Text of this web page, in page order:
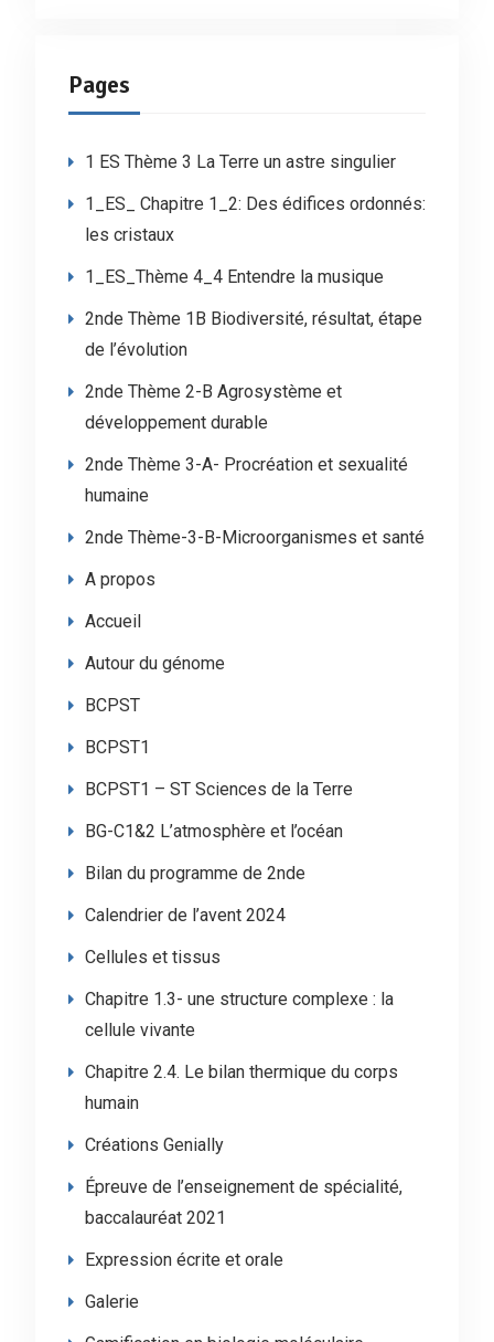
Pages
1 ES Thème 3 La Terre un astre singulier
1_ES_ Chapitre 1_2: Des édifices ordonnés:
les cristaux
1_ES_Thème 4_4 Entendre la musique
2nde Thème 1B Biodiversité, résultat, étape
de l’évolution
2nde Thème 2-B Agrosystème et
développement durable
2nde Thème 3-A- Procréation et sexualité
humaine
2nde Thème-3-B-Microorganismes et santé
A propos
Accueil
Autour du génome
BCPST
BCPST1
BCPST1 – ST Sciences de la Terre
BG-C1&2 L’atmosphère et l’océan
Bilan du programme de 2nde
Calendrier de l’avent 2024
Cellules et tissus
Chapitre 1.3- une structure complexe : la
cellule vivante
Chapitre 2.4. Le bilan thermique du corps
humain
Créations Genially
Épreuve de l’enseignement de spécialité,
baccalauréat 2021
Expression écrite et orale
Galerie